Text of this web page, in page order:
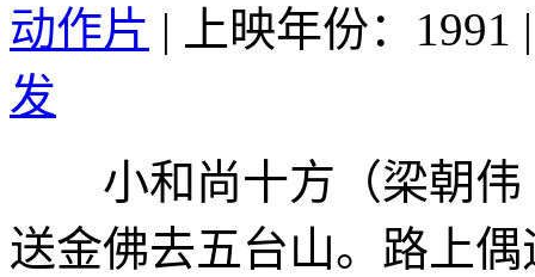
动作片 | 上映年份：1991 |
发
小和尚十方（梁朝伟
送金佛去五台山。路上